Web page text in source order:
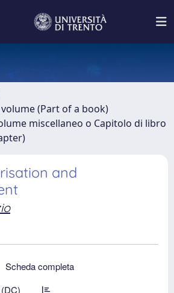
(Part of a book)
miscellaneo o Capitolo di libro
and
Scheda completa